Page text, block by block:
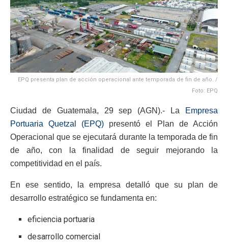
EPQ presenta plan de acción operacional ante temporada de fin de año. /
Foto: EPQ
Ciudad de Guatemala, 29 sep (AGN).- La
Empresa
Portuaria Quetzal (EPQ) presentó el Plan de Acción
Operacional que se ejecutará durante la temporada de fin
de año, con la finalidad de seguir mejorando la
competitividad en el país.
En ese sentido, la empresa detalló que su plan de
desarrollo estratégico se fundamenta en:
eficiencia portuaria
desarrollo comercial